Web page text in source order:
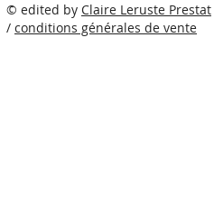
© edited by Claire Leruste Prestat
/ conditions générales de vente